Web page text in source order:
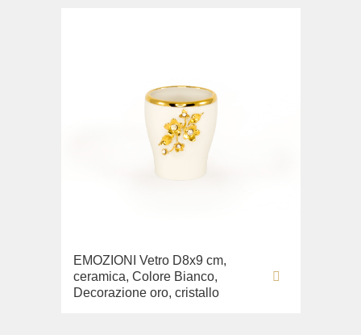
EMOZIONI Vetro D8x9 cm,
ceramica, Colore Bianco,
Decorazione oro, cristallo